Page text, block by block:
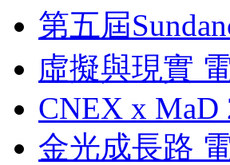
第五屆
虛擬與現實
CNEX x MaD
金光成長路